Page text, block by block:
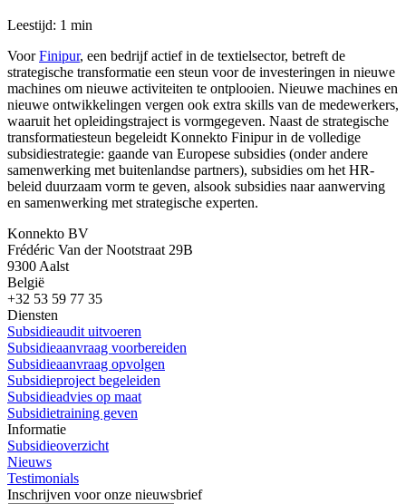
Leestijd: 1 min
VoorFinipur, een bedrijf actief in de textielsector, betreft de
strategische transformatie een steun voor de investeringen in nieuwe
machines om nieuwe activiteiten te ontplooien. Nieuwe machines en
nieuwe ontwikkelingen vergen ook extra skills van de medewerkers,
waaruit het opleidingstraject is vormgegeven. Naast de strategische
transformatiesteun begeleidt Konnekto Finipur in de volledige
subsidiestrategie: gaande van Europese subsidies (onder andere
samenwerking met buitenlandse partners), subsidies om het HR-
beleid duurzaam vorm te geven, alsook subsidies naar aanwerving
en samenwerking met strategische experten.
Konnekto BV
Frédéric Van der Nootstraat 29B
9300 Aalst
België
+32 53 59 77 35
Diensten
Subsidieaudit uitvoeren
Subsidieaanvraag voorbereiden
Subsidieaanvraag opvolgen
Subsidieproject begeleiden
Subsidieadvies op maat
Subsidietraining geven
Informatie
Subsidieoverzicht
Nieuws
Testimonials
Inschrijven voor onze nieuwsbrief